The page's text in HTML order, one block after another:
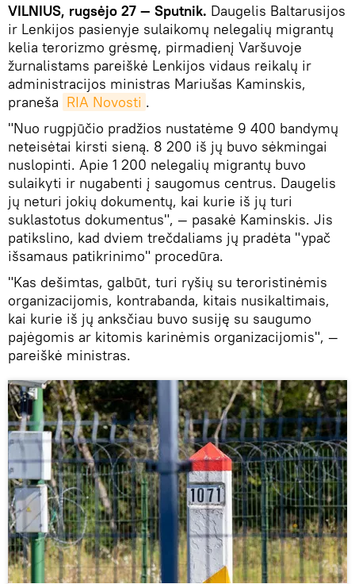
VILNIUS, rugsėjo 27 — Sputnik. Daugelis Baltarusijos
ir Lenkijos pasienyje sulaikomų nelegalių migrantų
kelia terorizmo grėsmę, pirmadienį Varšuvoje
žurnalistams pareiškė Lenkijos vidaus reikalų ir
administracijos ministras Mariušas Kaminskis,
praneša RIA Novosti .
"Nuo rugpjūčio pradžios nustatėme 9 400 bandymų
neteisėtai kirsti sieną. 8 200 iš jų buvo sėkmingai
nuslopinti. Apie 1 200 nelegalių migrantų buvo
sulaikyti ir nugabenti į saugomus centrus. Daugelis
jų neturi jokių dokumentų, kai kurie iš jų turi
suklastotus dokumentus", — pasakė Kaminskis. Jis
patikslino, kad dviem trečdaliams jų pradėta "ypač
išsamaus patikrinimo" procedūra.
"Kas dešimtas, galbūt, turi ryšių su teroristinėmis
organizacijomis, kontrabanda, kitais nusikaltimais,
kai kurie iš jų anksčiau buvo susiję su saugumo
pajėgomis ar kitomis karinėmis organizacijomis", —
pareiškė ministras.